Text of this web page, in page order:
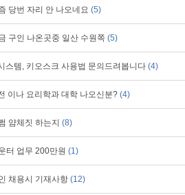
당번 자리 안 나오네요 (5)
구인 나온곳중 일산 수원쪽 (5)
스템, 키오스크 사용법 문의드려봅니다 (4)
이나 요리학과 대학 나오신분? (4)
얌체짓 하는지 (8)
터 업무 200만원 (1)
채용시 기재사항 (12)